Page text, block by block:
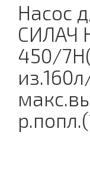
Насос
СИЛАЧ
450/